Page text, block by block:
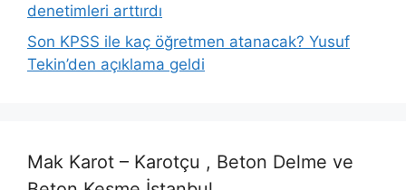
denetimleri arttırdı
Son KPSS ile kaç öğretmen atanacak? Yusuf
Tekin’den açıklama geldi
Mak Karot – Karotçu , Beton Delme ve